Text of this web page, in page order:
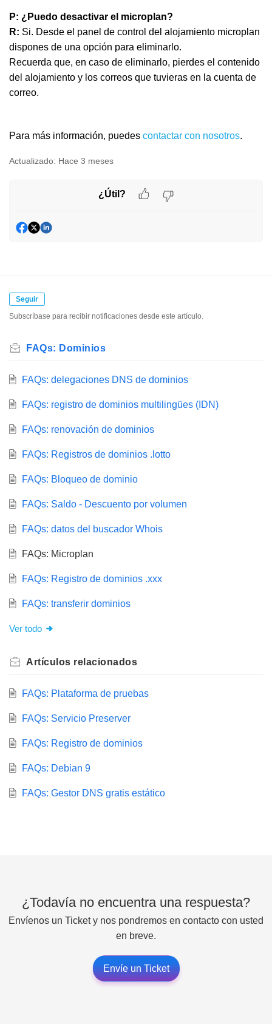
P: ¿Puedo desactivar el microplan?
R: Si. Desde el panel de control del alojamiento microplan
dispones de una opción para eliminarlo.
Recuerda que, en caso de eliminarlo, pierdes el contenido
del alojamiento y los correos que tuvieras en la cuenta de
correo.
Para más información, puedes contactar con nosotros.
Actualizado: Hace 3 meses
¿Útil?
Seguir
Subscríbase para recibir notificaciones desde este artículo.
FAQs: Dominios
FAQs: delegaciones DNS de dominios
FAQs: registro de dominios multilingües (IDN)
FAQs: renovación de dominios
FAQs: Registros de dominios .lotto
FAQs: Bloqueo de dominio
FAQs: Saldo - Descuento por volumen
FAQs: datos del buscador Whois
FAQs: Microplan
FAQs: Registro de dominios .xxx
FAQs: transferir dominios
Ver todo
Artículos relacionados
FAQs: Plataforma de pruebas
FAQs: Servicio Preserver
FAQs: Registro de dominios
FAQs: Debian 9
FAQs: Gestor DNS gratis estático
¿Todavía no encuentra una respuesta?
Envíenos un Ticket y nos pondremos en contacto con usted
en breve.
Envíe un Ticket